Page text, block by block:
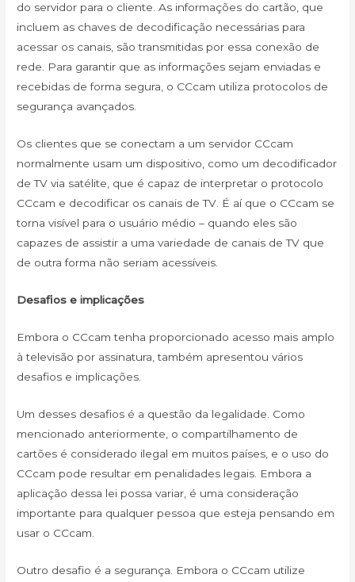
do servidor para o cliente. As informações do cartão, que
incluem as chaves de decodificação necessárias para
acessar os canais, são transmitidas por essa conexão de
rede. Para garantir que as informações sejam enviadas e
recebidas de forma segura, o CCcam utiliza protocolos de
segurança avançados.
Os clientes que se conectam a um servidor CCcam
normalmente usam um dispositivo, como um decodificador
de TV via satélite, que é capaz de interpretar o protocolo
CCcam e decodificar os canais de TV. É aí que o CCcam se
torna visível para o usuário médio – quando eles são
capazes de assistir a uma variedade de canais de TV que
de outra forma não seriam acessíveis.
Desafios e implicações
Embora o CCcam tenha proporcionado acesso mais amplo
à televisão por assinatura, também apresentou vários
desafios e implicações.
Um desses desafios é a questão da legalidade. Como
mencionado anteriormente, o compartilhamento de
cartões é considerado ilegal em muitos países, e o uso do
CCcam pode resultar em penalidades legais. Embora a
aplicação dessa lei possa variar, é uma consideração
importante para qualquer pessoa que esteja pensando em
usar o CCcam.
Outro desafio é a segurança. Embora o CCcam utilize